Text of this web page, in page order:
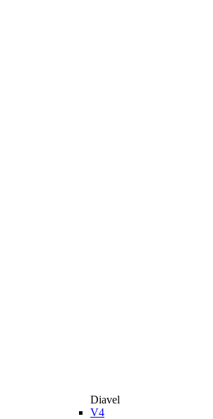
Diavel
V4